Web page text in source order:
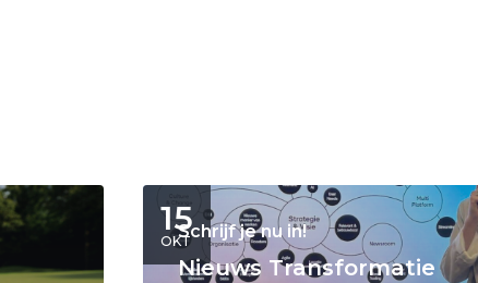
15
OKTSchrijf je nu in!
Nieuws Transformatie